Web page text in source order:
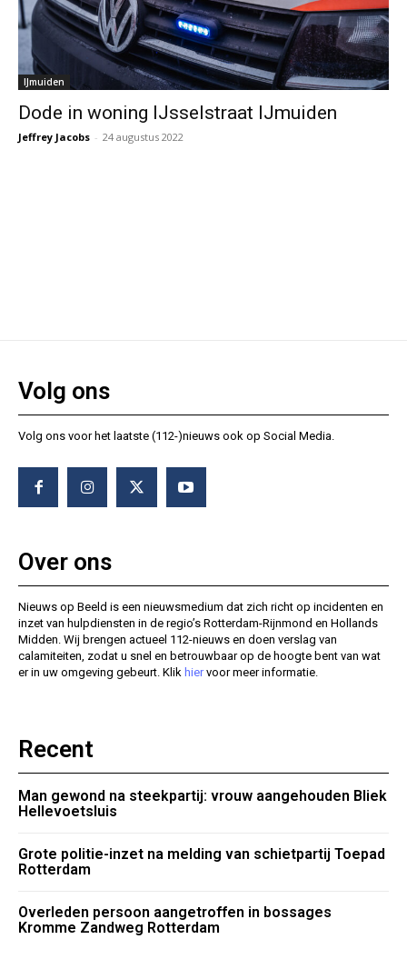
IJmuiden
Dode in woning IJsselstraat IJmuiden
Jeffrey Jacobs - 24 augustus 2022
Volg ons
Volg ons voor het laatste (112-)nieuws ook op Social Media.
Over ons
Nieuws op Beeld is een nieuwsmedium dat zich richt op incidenten en
inzet van hulpdiensten in de regio’s Rotterdam-Rijnmond en Hollands
Midden. Wij brengen actueel 112-nieuws en doen verslag van
calamiteiten, zodat u snel en betrouwbaar op de hoogte bent van wat
er in uw omgeving gebeurt. Klik hiervoor meer informatie.
Recent
Man gewond na steekpartij: vrouw aangehouden Bliek
Hellevoetsluis
Grote politie-inzet na melding van schietpartij Toepad
Rotterdam
Overleden persoon aangetroffen in bossages
Kromme Zandweg Rotterdam